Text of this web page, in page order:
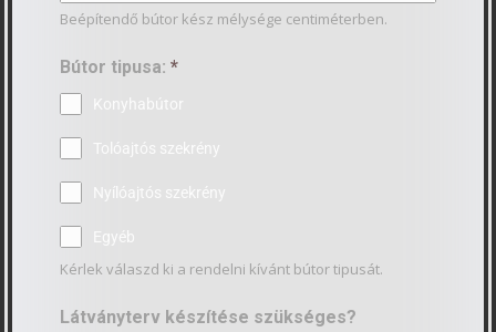
Beépítendő bútor kész mélysége centiméterben.
Bútor tipusa: *
Konyhabútor
Tolóajtós szekrény
Nyílóajtós szekrény
Egyéb
Kérlek válaszd ki a rendelni kívánt bútor tipusát.
Látványterv készítése szükséges?